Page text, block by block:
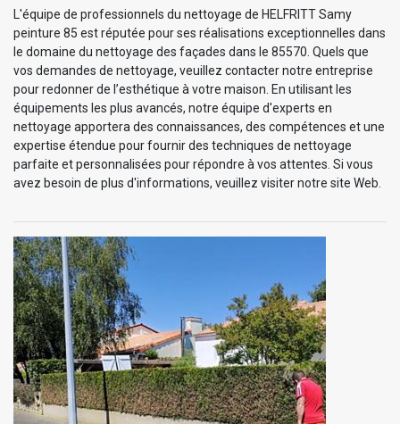
L'équipe de professionnels du nettoyage de HELFRITT Samy
peinture 85 est réputée pour ses réalisations exceptionnelles dans
le domaine du nettoyage des façades dans le 85570. Quels que
vos demandes de nettoyage, veuillez contacter notre entreprise
pour redonner de l’esthétique à votre maison. En utilisant les
équipements les plus avancés, notre équipe d'experts en
nettoyage apportera des connaissances, des compétences et une
expertise étendue pour fournir des techniques de nettoyage
parfaite et personnalisées pour répondre à vos attentes. Si vous
avez besoin de plus d'informations, veuillez visiter notre site Web.